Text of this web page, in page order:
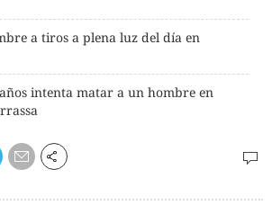
a tiros a plena luz del día en
intenta matar a un hombre en